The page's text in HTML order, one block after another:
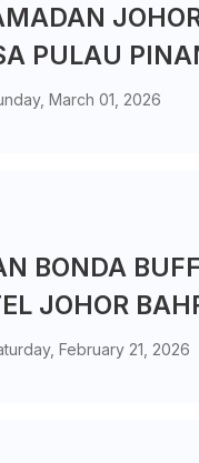
PULAU
HOTEL
March 01, 2026
BONDA
JOHOR
February 21, 2026